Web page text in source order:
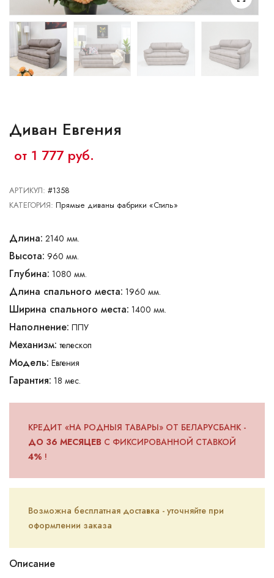
Ваш город: Минск Брест Витебск Гомель
Гродно
Могилев
Сморгонь
Диван Евгения
от 1 777 руб.
АРТИКУЛ: #1358
КАТЕГОРИЯ: Прямые диваны фабрики «Стиль»
Длина: 2140 мм.
Высота: 960 мм.
Глубина: 1080 мм.
Длина спального места: 1960 мм.
Ширина спального места: 1400 мм.
Наполнение: ППУ
Механизм: телескоп
Модель: Евгения
Гарантия: 18 мес.
КРЕДИТ «НА РОДНЫЯ ТАВАРЫ» ОТ БЕЛАРУСБАНК -
ДО 36 МЕСЯЦЕВ С ФИКСИРОВАННОЙ СТАВКОЙ
4% !
Возможна бесплатная доставка - уточняйте при
оформлении заказа
Описание